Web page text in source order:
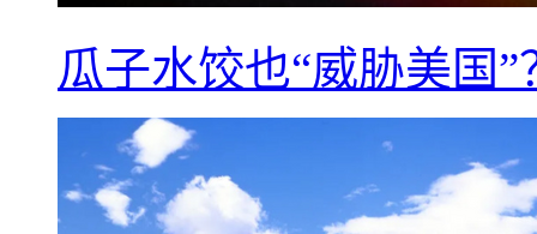
瓜子水饺也“威胁美国”